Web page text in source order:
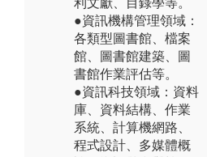
●資訊機構管理領域：
各類型圖書館、檔案
館、圖書館建築、圖
書館作業評估等。
●資訊科技領域：資料
庫、資料結構、作業
系統、計算機網路、
程式設計、多媒體概